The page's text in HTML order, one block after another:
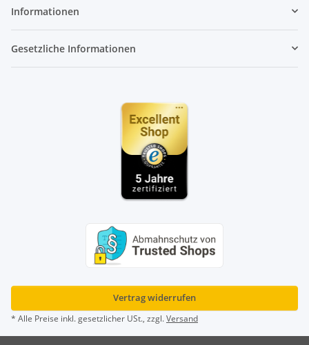
Informationen
Gesetzliche Informationen
Vertrag widerrufen
* Alle Preise inkl. gesetzlicher USt., zzgl.Versand